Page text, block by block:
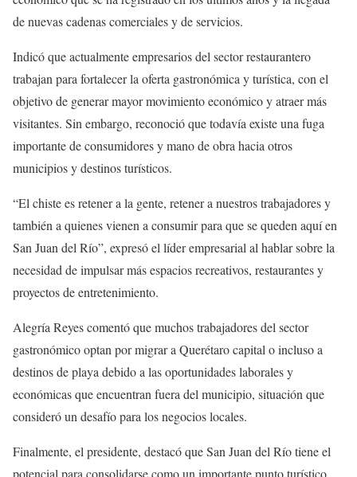
de nuevas cadenas comerciales y de servicios.
Indicó que actualmente empresarios del sector restaurantero
trabajan para fortalecer la oferta gastronómica y turística, con el
objetivo de generar mayor movimiento económico y atraer más
visitantes. Sin embargo, reconoció que todavía existe una fuga
importante de consumidores y mano de obra hacia otros
municipios y destinos turísticos.
“El chiste es retener a la gente, retener a nuestros trabajadores y
también a quienes vienen a consumir para que se queden aquí en
San Juan del Río”, expresó el líder empresarial al hablar sobre la
necesidad de impulsar más espacios recreativos, restaurantes y
proyectos de entretenimiento.
Alegría Reyes comentó que muchos trabajadores del sector
gastronómico optan por migrar a Querétaro capital o incluso a
destinos de playa debido a las oportunidades laborales y
económicas que encuentran fuera del municipio, situación que
consideró un desafío para los negocios locales.
Finalmente, el presidente, destacó que San Juan del Río tiene el
potencial para consolidarse como un importante punto turístico